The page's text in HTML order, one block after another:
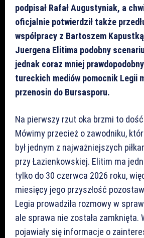
podpisał Rafał Augustyniak, a
oficjalnie potwierdził także
współpracy z Bartoszem
Juergena Elitima podobny
jednak coraz mniej
tureckich mediów pomocnik Legii
przenosin do Bursasporu.
Na pierwszy rzut oka brzmi to
Mówimy przecież o zawodniku,
był jednym z najważniejszych
przy Łazienkowskiej. Elitim ma
tylko do 30 czerwca 2026 roku,
miesięcy jego przyszłość
Legia prowadziła rozmowy w
ale sprawa nie została zamknięta.
pojawiały się informacje o